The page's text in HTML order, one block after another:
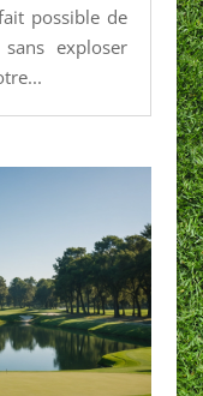
possible de
exploser